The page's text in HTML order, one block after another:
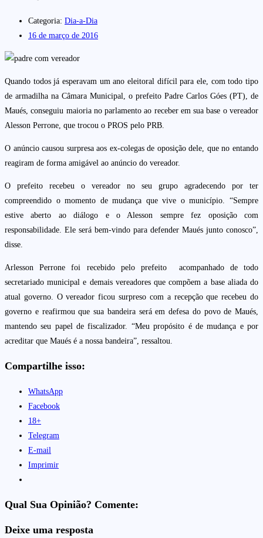
Categoria: Dia-a-Dia
16 de março de 2016
Quando todos já esperavam um ano eleitoral difícil para ele, com todo tipo
de armadilha na Câmara Municipal, o prefeito Padre Carlos Góes (PT), de
Maués, conseguiu maioria no parlamento ao receber em sua base o vereador
Alesson Perrone, que trocou o PROS pelo PRB.
O anúncio causou surpresa aos ex-colegas de oposição dele, que no entando
reagiram de forma amigável ao anúncio do vereador.
O prefeito recebeu o vereador no seu grupo agradecendo por ter
compreendido o momento de mudança que vive o município. “Sempre
estive aberto ao diálogo e o Alesson sempre fez oposição com
responsabilidade. Ele será bem-vindo para defender Maués junto conosco”,
disse.
Arlesson Perrone foi recebido pelo prefeito acompanhado de todo
secretariado municipal e demais vereadores que compõem a base aliada do
atual governo. O vereador ficou surpreso com a recepção que recebeu do
governo e reafirmou que sua bandeira será em defesa do povo de Maués,
mantendo seu papel de fiscalizador. “Meu propósito é de mudança e por
acreditar que Maués é a nossa bandeira”, ressaltou.
Compartilhe isso:
WhatsApp
Facebook
18+
Telegram
E-mail
Imprimir
Qual Sua Opinião? Comente:
Deixe uma resposta